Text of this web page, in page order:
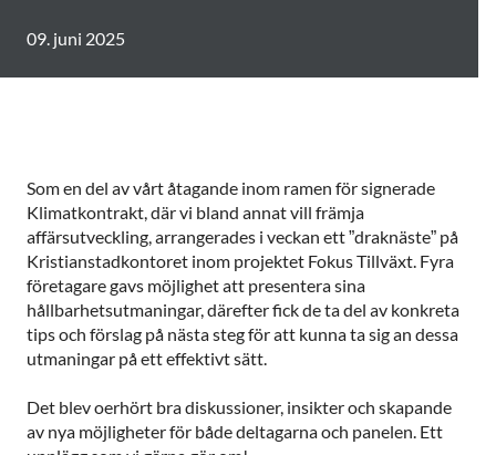
09. juni 2025
Som en del av vårt åtagande inom ramen för signerade
Klimatkontrakt, där vi bland annat vill främja
affärsutveckling, arrangerades i veckan ett ”draknäste” på
Kristianstadkontoret inom projektet Fokus Tillväxt. Fyra
företagare gavs möjlighet att presentera sina
hållbarhetsutmaningar, därefter fick de ta del av konkreta
tips och förslag på nästa steg för att kunna ta sig an dessa
utmaningar på ett effektivt sätt.
Det blev oerhört bra diskussioner, insikter och skapande
av nya möjligheter för både deltagarna och panelen. Ett